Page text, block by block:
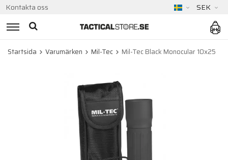
Kontakta oss SEK
Startsida Varumärken Mil-Tec Mil-Tec Black Monocular 10x25